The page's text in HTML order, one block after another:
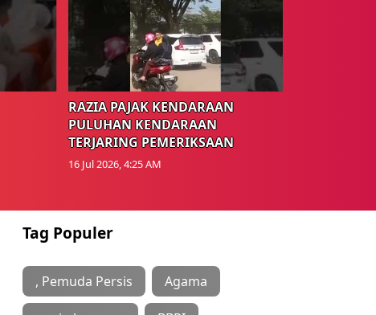
RAZIA PAJAK KENDARAAN
PULUHAN KENDARAAN
TERJARING PEMERIKSAAN
16 Jul 2026, 4:25 AM
Tag Populer
, Pemuda Persis Agama